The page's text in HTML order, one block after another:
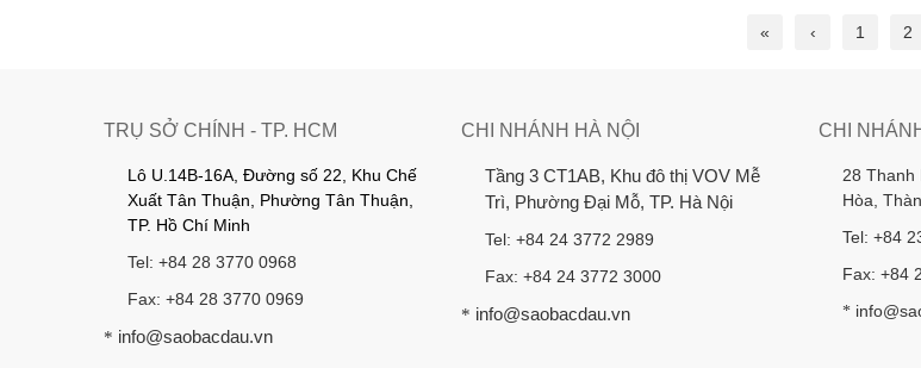
« ‹ 1 2
TRỤ SỞ CHÍNH - TP. HCM
Lô U.14B-16A, Đường số 22, Khu Chế
Xuất Tân Thuận, Phường Tân Thuận,
TP. Hồ Chí Minh
Tel: +84 28 3770 0968
Fax: +84 28 3770 0969
* info@saobacdau.vn
CHI NHÁNH HÀ NỘI
Tầng 3 CT1AB, Khu đô thị VOV Mễ
Trì, Phường Đại Mỗ, TP. Hà Nội
Tel: +84 24 3772 2989
Fax: +84 24 3772 3000
* info@saobacdau.vn
CHI
28 Thanh
Hòa,
Tel: +84
Fax: +84
*